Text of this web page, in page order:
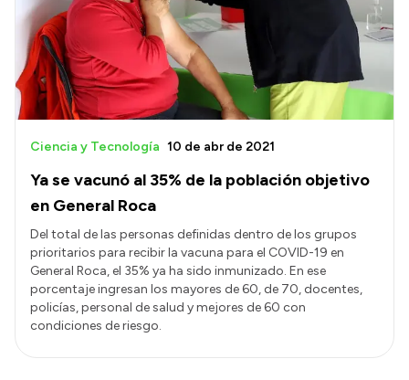
Ya se vacunó al 35% de la población objetivo
en General Roca
Ciencia y Tecnología 10 de abr de 2021
Del total de las personas definidas dentro de los grupos
prioritarios para recibir la vacuna para el COVID-19 en
General Roca, el 35% ya ha sido inmunizado. En ese
porcentaje ingresan los mayores de 60, de 70, docentes,
policías, personal de salud y mejores de 60 con
condiciones de riesgo.